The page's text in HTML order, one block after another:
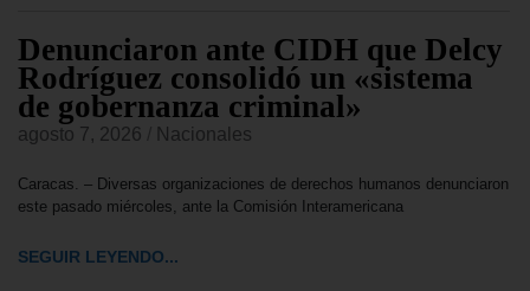
Denunciaron ante CIDH que Delcy
Rodríguez consolidó un «sistema
de gobernanza criminal»
agosto 7, 2026 Nacionales
Caracas. – Diversas organizaciones de derechos humanos denunciaron
este pasado miércoles, ante la Comisión Interamericana
SEGUIR LEYENDO...